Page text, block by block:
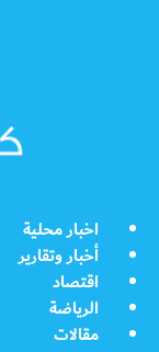
اخبار محلية
أخبار وتقارير
اقتصاد
الرياضة
مقالات